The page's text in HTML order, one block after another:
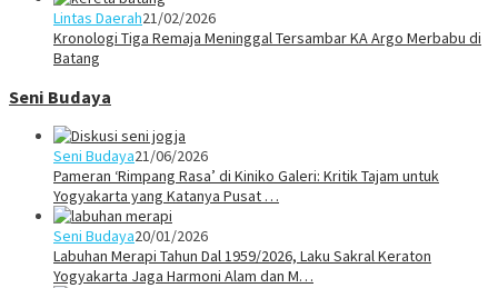
Lintas Daerah21/02/2026
Kronologi Tiga Remaja Meninggal Tersambar KA Argo Merbabu di
Batang
Seni Budaya
Seni Budaya21/06/2026
Pameran ‘Rimpang Rasa’ di Kiniko Galeri: Kritik Tajam untuk
Yogyakarta yang Katanya Pusat …
Seni Budaya20/01/2026
Labuhan Merapi Tahun Dal 1959/2026, Laku Sakral Keraton
Yogyakarta Jaga Harmoni Alam dan M…